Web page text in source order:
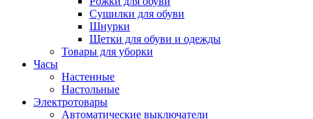
Сушилки для обуви
Шнурки
Щетки для обуви и одежды
Товары для уборки
Часы
Настенные
Настольные
Электротовары
Автоматические выключатели